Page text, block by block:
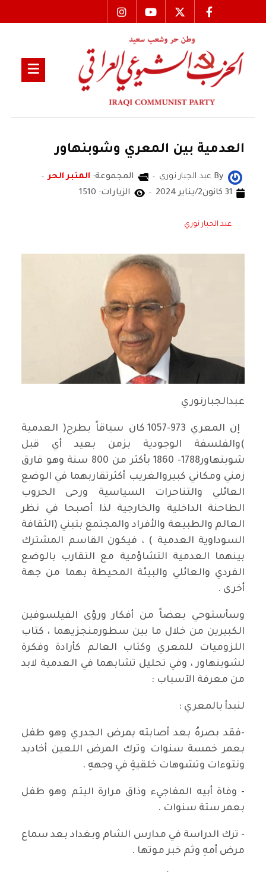
العدمية بين المعري وشوبنهاور
By عبد الجبار نوري المجموعة: المنبر الحر
31 كانون2/يناير 2024
الزيارات: 1510
عبد الجبار نوري
عبدالجبارنوري
إن المعري 973-1057 كان سباقاً بطرح( العدمية
)والفلسفة الوجودية بزمن بعيد أي قبل
شوبنهاور1788- 1860 بأكثر من 800 سنة وهو فارق
زمني ومكاني كبيروالغريب أكثرتقاربهما في الوضع
العائلي والتناحرات السياسية ورحى الحروب
الطاحنة الداخلية والخارجية لذا أصبحا في نظر
العالم والطبيعة والأفراد والمجتمع بتبني (الثقافة
السوداوية العدمية ) ، فيكون القاسم المشترك
بينهما العدمية التشاؤمية مع التقارب بالوضع
الفردي والعائلي والبيئة المحيطة بهما من جهة
أخرى .
وسأستوحي بعضاً من أفكار ورؤى الفيلسوفين
الكبيرين من خلال ما بين سطورمنجزيهما ، كتاب
اللزوميات للمعري وكتاب العالم كأرادة وفكرة
لشوبنهاور ، وفي تحليل تشابهما في العدمية لابد
من معرفة الآسباب :
لنبدأ بالمعري :
-فقد بصرهُ بعد أصابته يمرض الجدري وهو طفل
بعمر خمسة سنوات وترك المرض اللعين أخاديد
ونتوءات وتشوهات خلقيةِ في وجههِ .
- وفاة أبيه المفاجيء وذاق مرارة اليتم وهو طفل
بعمر ستة سنوات .
- ترك الدراسة في مدارس الشام وبغداد بعد سماع
مرض أمهِ وثم خبر موتها .